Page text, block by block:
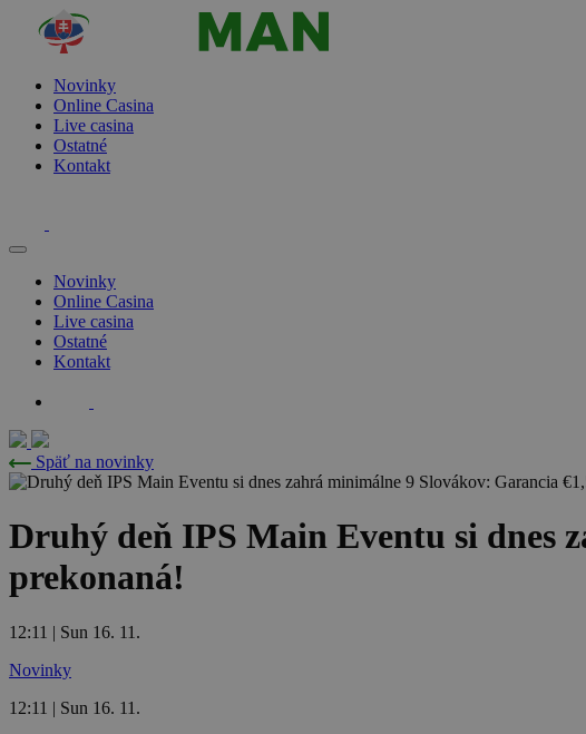
Novinky
Online Casina
Live casina
Ostatné
Kontakt
Novinky
Online Casina
Live casina
Ostatné
Kontakt
Späť na novinky
Druhý deň IPS Main Eventu si dnes
prekonaná!
12:11 | Sun 16. 11.
Novinky
12:11 | Sun 16. 11.